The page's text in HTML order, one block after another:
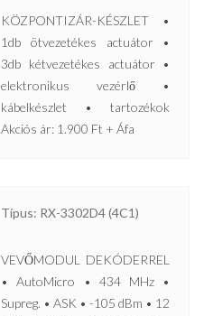
KÖZPONTIZÁR-KÉSZLET •
1db ötvezetékes actuátor •
3db kétvezetékes actuátor •
elektronikus vezérlő •
kábelkészlet • tartozékok
Akciós ár: 1.900 Ft + Áfa
Típus: RX-3302D4 (4C1)
VEVŐMODUL DEKÓDERREL
• AutoMicro • 434 MHz •
Supreg. • ASK • -105 dBm • 12